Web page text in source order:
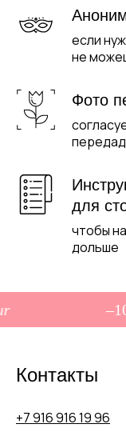
если
не
Фото
для
чтобы
дольше
+7 916 916 19 96
Контакты